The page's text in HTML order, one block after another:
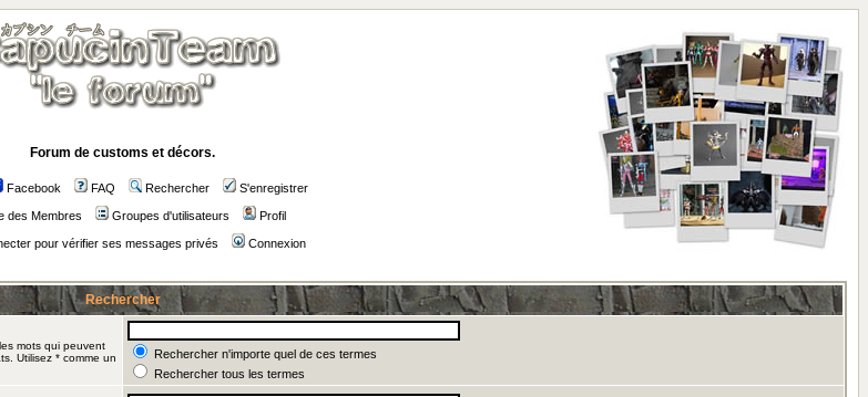
Forum de customs et décors.
Facebook FAQ Rechercher S'enregistrer
des Membres Groupes d'utilisateurs Profil
pour vérifier ses messages privés
Connexion
Rechercher
mots qui peuvent
Utilisez * comme un
Rechercher n'importe quel de ces termes
Rechercher tous les termes